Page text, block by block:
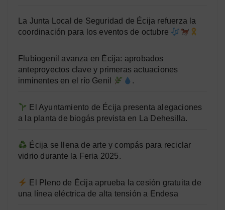
La Junta Local de Seguridad de Écija refuerza la
coordinación para los eventos de octubre
Flubiogenil avanza en Écija: aprobados
anteproyectos clave y primeras actuaciones
inminentes en el río Genil
.
El Ayuntamiento de Écija presenta alegaciones
a la planta de biogás prevista en La Dehesilla.
Écija se llena de arte y compás para reciclar
vidrio durante la Feria 2025.
El Pleno de Écija aprueba la cesión gratuita de
una línea eléctrica de alta tensión a Endesa